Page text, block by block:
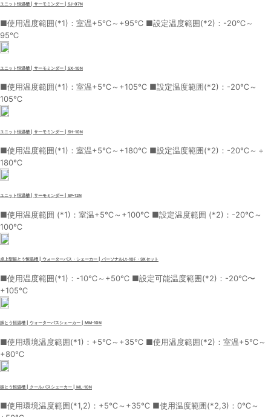
ユニット恒温槽 | サーモミンダー | SJ-07N
■使用温度範囲(*1)：室温+5℃～+95℃ ■設定温度範囲(*2)：-20℃～
95℃
ユニット恒温槽 | サーモミンダー | SX-10N
■使用温度範囲(*1)：室温+5℃～+105℃ ■設定温度範囲(*2)：-20℃～
105℃
ユニット恒温槽 | サーモミンダー | SH-10N
■使用温度範囲(*1)：室温+5℃～+180℃ ■設定温度範囲(*2)：-20℃～＋
180℃
ユニット恒温槽 | サーモミンダー | SP-12N
■使用温度範囲 (*1)：室温+5℃～+100℃ ■設定温度範囲 (*2)：-20℃～
100℃
卓上型振とう恒温槽 | ウォーターバス・シェーカー | パーソナルLt-10F・SXセット
■使用温度範囲(*1)：-10℃～+50℃ ■設定可能温度範囲(*2)：-20℃〜
+105℃
振とう恒温槽 | ウォーターバスシェーカー | MM-10N
■使用環境温度範囲(*1)：+5℃～+35℃ ■使用温度範囲(*2)：室温+5℃～
+80℃
振とう恒温槽 | クールバスシェーカー | ML-10N
■使用環境温度範囲(*1,2)：+5℃～+35℃ ■使用温度範囲(*2,3)：0℃～